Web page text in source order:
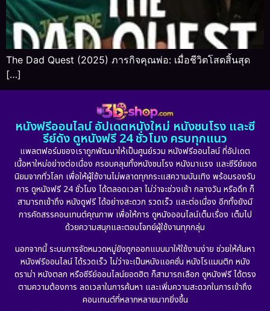
The Dad Quest (2025) ภารกิจคุณพ่อ: เมื่อชีวิตโสดสิ้นสุด
[…]
หนังฟรีออนไลน์ อัปเดตหนังใหม่ หนังชนโรง และซี
รีย์ดัง ดูหนังฟรี 24 ชั่วโมง ครบทุกแนว
แพลตฟอร์มของเราถูกพัฒนาให้เป็นศูนย์รวม หนังฟรีออนไลน์ ที่อัปเดต
เนื้อหาใหม่อย่างต่อเนื่อง ครอบคลุมทั้งหนังชนโรง หนังมาแรง และซีรีย์ยอด
นิยมจากทั่วโลก เพื่อให้ผู้ใช้งานไม่พลาดทุกกระแสความบันเทิง พร้อมรองรับ
การ ดูหนังฟรี 24 ชั่วโมง ได้ตลอดเวลา ไม่ว่าจะช่วงเช้า กลางวัน หรือดึก ก็
สามารถเข้าถึง หนังดูฟรี ได้อย่างสะดวก รวดเร็ว และต่อเนื่อง อีกทั้งยังมี
การคัดสรรคอนเทนต์คุณภาพ เพื่อให้การ ดูหนังออนไลน์เต็มเรื่อง เต็มไป
ด้วยความสนุกและตอบโจทย์ผู้ใช้งานทุกกลุ่ม
นอกจากนี้ ระบบการจัดหมวดหมู่ยังถูกออกแบบมาให้ใช้งานง่าย ช่วยให้ค้นหา
หนังฟรีออนไลน์ ได้รวดเร็ว ไม่ว่าจะเป็นหนังแอคชั่น หนังโรแมนติก หนัง
ดราม่า หนังตลก หรือซีรีย์ออนไลน์ยอดฮิต ก็สามารถเลือก ดูหนังฟรี ได้ตรง
ตามความต้องการ ลดเวลาในการค้นหา และเพิ่มความสะดวกในการเข้าถึง
คอนเทนต์ที่หลากหลายมากยิ่งขึ้น